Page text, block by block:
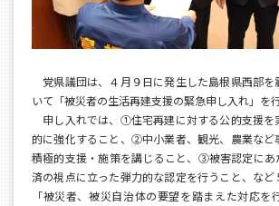
党県議団は、４月９日に発生した島根県西部を
いて「被災者の生活再建支援の緊急申し入れ」を
申し入れでは、①住宅再建に対する公的支援を
的に強化すること、②中小業者、観光、農業など
積極的支援・施策を講じること、③被害認定にあ
済の視点に立った弾力的な認定を行うこと、な
「被災者、被災自治体の要望を踏まえた対応を